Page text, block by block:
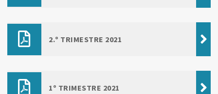
2.º TRIMESTRE 2021
1º TRIMESTRE 2021